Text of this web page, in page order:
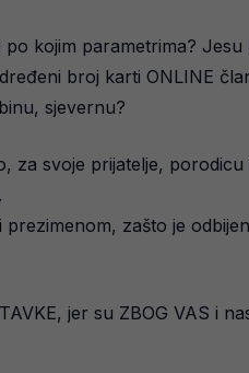
kojim parametrima?
broj karti ONLINE
sjevernu?
za svoje prijatelje,
zašto je
jer su ZBOG VAS i